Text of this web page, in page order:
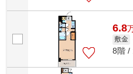
6.8
敷金
8階 /